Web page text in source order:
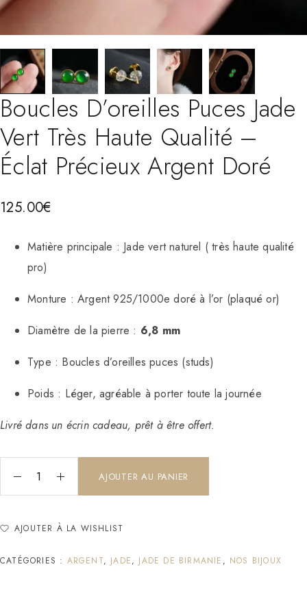
Boucles D’oreilles Puces Jade
Vert Très Haute Qualité –
Éclat Précieux Argent Doré
125.00€
Matière principale : Jade vert naturel ( très haute qualité
pro)
Monture : Argent 925/1000e doré à l’or (plaqué or)
Diamètre de la pierre : 6,8 mm
Type : Boucles d’oreilles puces (studs)
Poids : Léger, agréable à porter toute la journée
Livré dans un écrin cadeau, prêt à être offert.
AJOUTER AU PANIER
AJOUTER À LA WISHLIST
CATÉGORIES : ARGENT, JADE, JADE DE BIRMANIE , NOS BIJOUX